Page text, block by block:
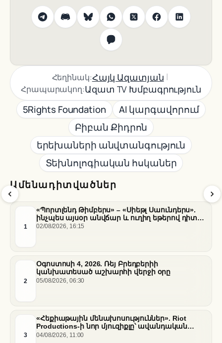
Ամենադիտվածներ
1
«Պորտլենդ Թիմբերս» – «Սիեթլ Սաունդերս».
ինչպես այսօր անվճար և ուղիղ եթերով դիտել
հանդիպումը
02/08/2026, 16:15
2
Օգոստոսի 4, 2026. Ռեյ Բրեդբերիի
կանխատեսած աշխարհի վերջի օրը
05/08/2026, 06:30
3
«Հեքիաթային մենախոսություններ». Riot
Productions-ի նոր մյուզիքլը՝ ավանդական
պատմությունների նոր վերաիմաստավորում
04/08/2026, 11:00
Հեղինակ:Հայկ Ազատյան |
Հրապարակող:Ազատ TV Խմբագրություն
5Rights Foundation
AI կարգավորում
Բիբան Քիդրոն
երեխաների անվտանգություն
Տեխնոլոգիական հսկաներ